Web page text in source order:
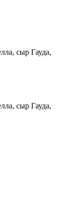
сыр Гауда,
сыр Гауда,